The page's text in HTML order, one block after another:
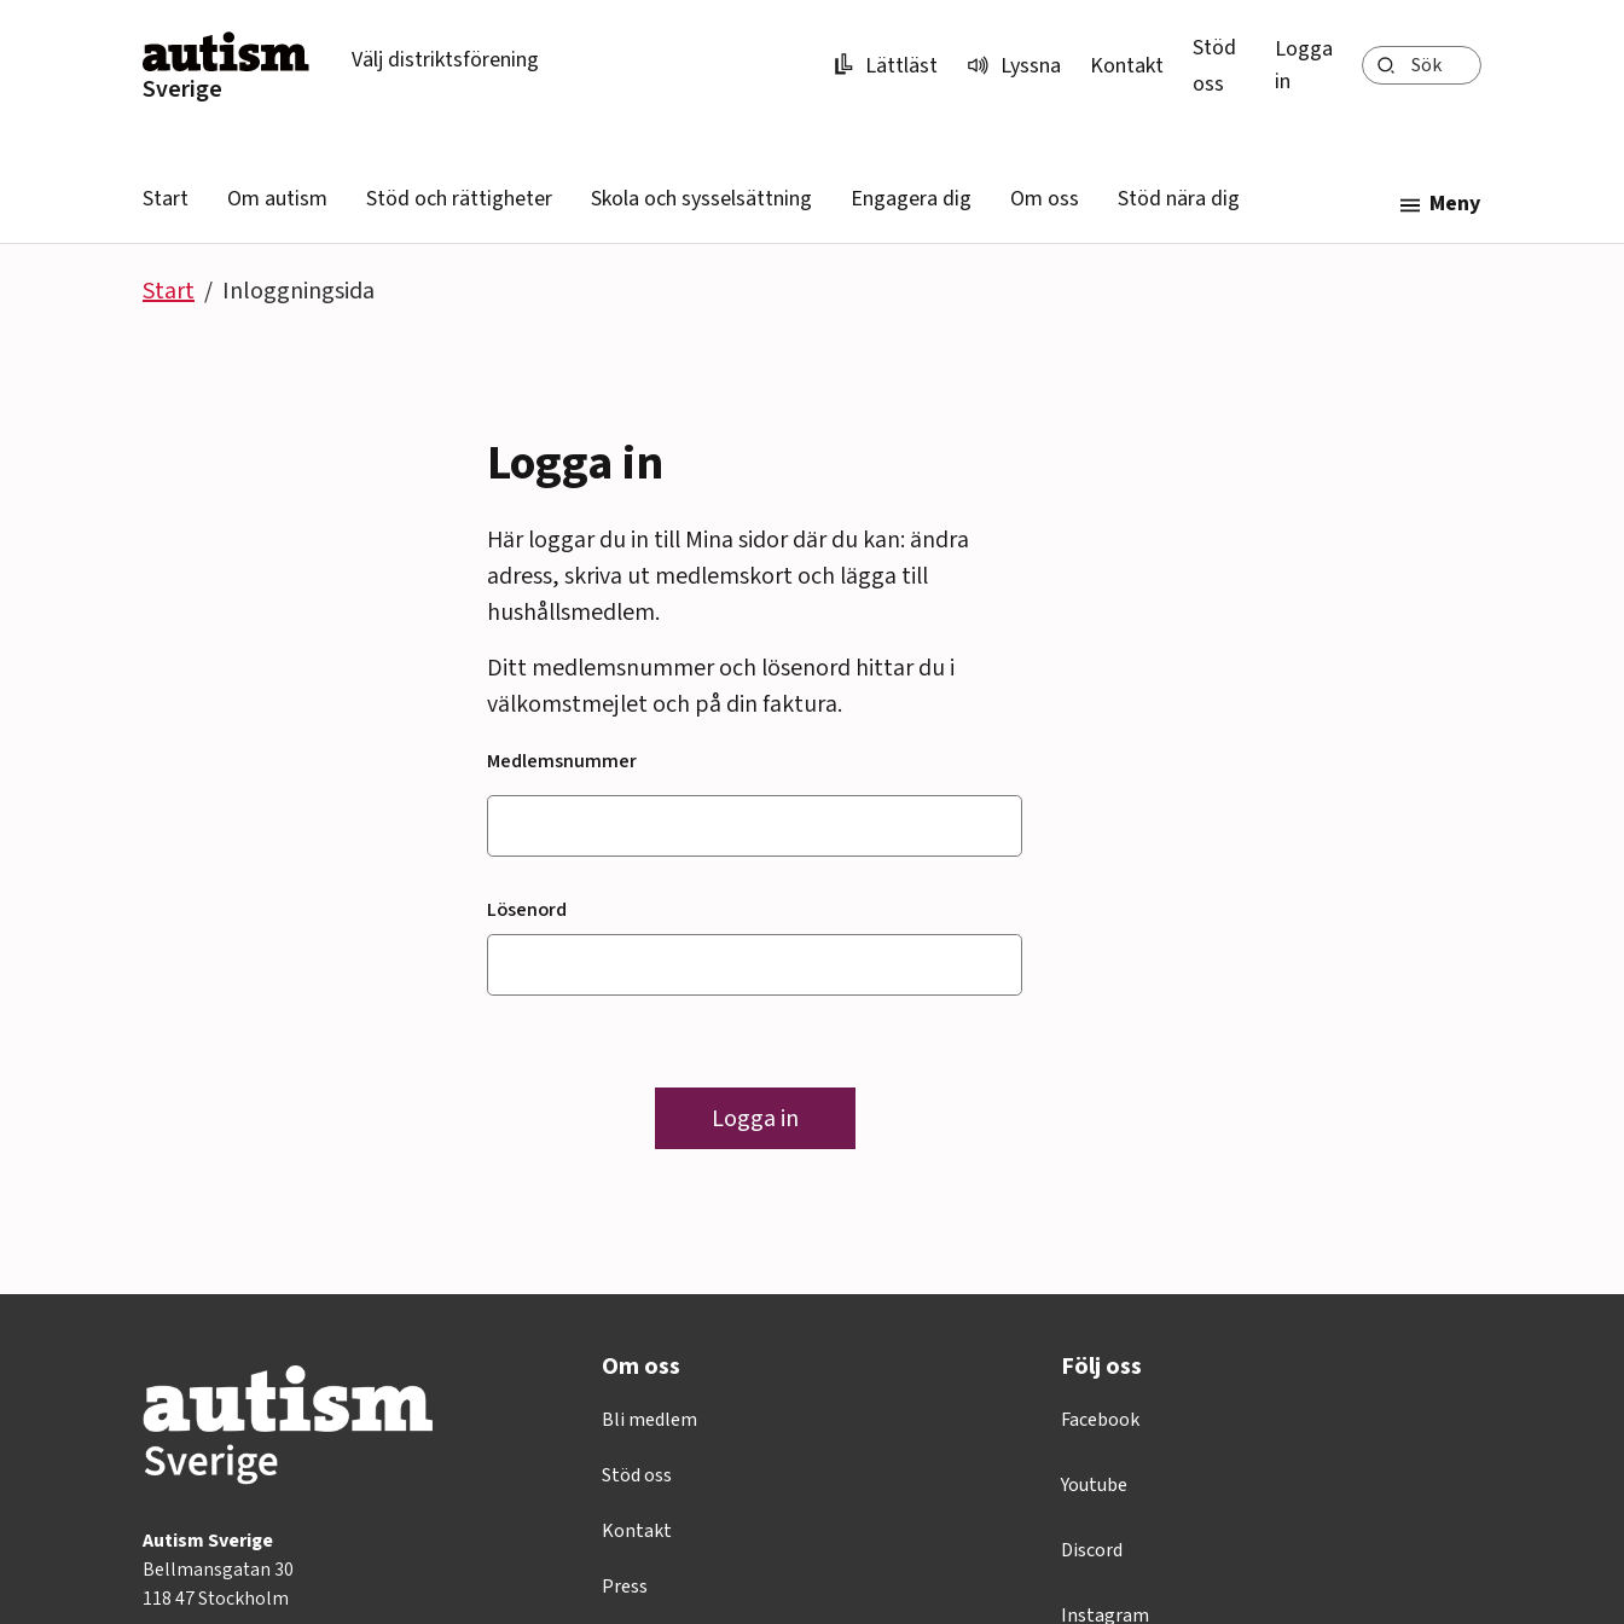
Sverige
Välj distriktsförening Lättläst Lyssna Kontakt
Stöd
oss
Logga
in
Sök
Start Om autism Stöd och rättigheter Skola och sysselsättning Engagera dig Om oss Stöd nära dig Meny
Start Inloggningsida
Logga in
Här loggar du in till Mina sidor där du kan: ändra
adress, skriva ut medlemskort och lägga till
hushållsmedlem.
Ditt medlemsnummer och lösenord hittar du i
välkomstmejlet och på din faktura.
Medlemsnummer
Lösenord
Logga in
Autism Sverige
Bellmansgatan 30
118 47 Stockholm
Om oss
Bli medlem
Stöd oss
Kontakt
Press
Följ oss
Facebook
Youtube
Discord
Instagram